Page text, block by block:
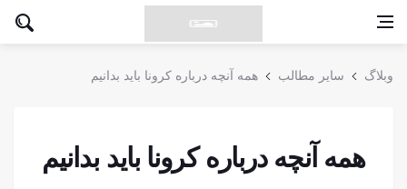
وبلاگ سایر مطالب همه آنچه درباره کرونا باید بدانیم
همه آنچه درباره کرونا باید بدانیم